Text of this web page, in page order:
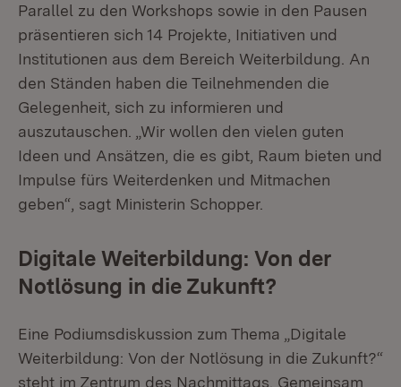
Parallel zu den Workshops sowie in den Pausen
präsentieren sich 14 Projekte, Initiativen und
Institutionen aus dem Bereich Weiterbildung. An
den Ständen haben die Teilnehmenden die
Gelegenheit, sich zu informieren und
auszutauschen. „Wir wollen den vielen guten
Ideen und Ansätzen, die es gibt, Raum bieten und
Impulse fürs Weiterdenken und Mitmachen
geben“, sagt Ministerin Schopper.
Digitale Weiterbildung: Von der
Notlösung in die Zukunft?
Eine Podiumsdiskussion zum Thema „Digitale
Weiterbildung: Von der Notlösung in die Zukunft?“
steht im Zentrum des Nachmittags. Gemeinsam